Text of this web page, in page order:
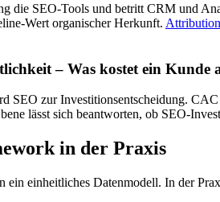
die SEO-Tools und betritt CRM und
Wert organischer Herkunft. Attribution
– Was kostet ein Kunde
SEO zur Investitionsentscheidung.
lässt sich beantworten, ob SEO-
in der Praxis
ein einheitliches Datenmodell. In der